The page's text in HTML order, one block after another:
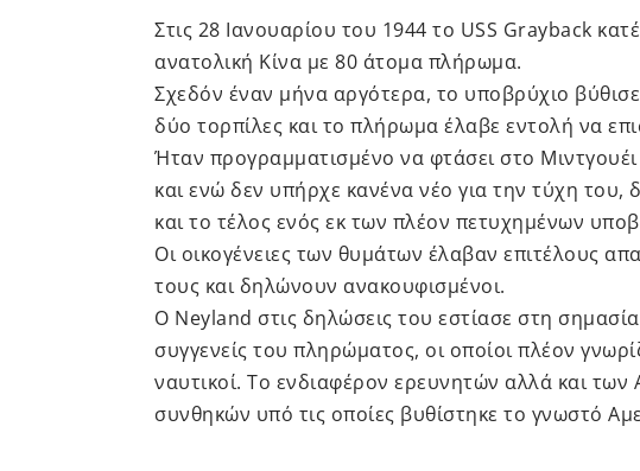
Στις 28 Ιανουαρίου του 1944 το USS Grayback
ανατολική Κίνα με 80 άτομα πλήρωμα.
Σχεδόν έναν μήνα αργότερα, το υποβρύχιο
δύο τορπίλες και το πλήρωμα έλαβε εντολή να
Ήταν προγραμματισμένο να φτάσει στο
και ενώ δεν υπήρχε κανένα νέο για την τύχη
και το τέλος ενός εκ των πλέον πετυχημένων
Οι οικογένειες των θυμάτων έλαβαν επιτέλους
τους και δηλώνουν ανακουφισμένοι.
Ο Neyland στις δηλώσεις του εστίασε στη
συγγενείς του πληρώματος, οι οποίοι πλέον
ναυτικοί. Το ενδιαφέρον ερευνητών αλλά και
συνθηκών υπό τις οποίες βυθίστηκε το γνωστό